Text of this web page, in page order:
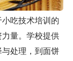
吃技术培训的
量。学校提供
处理，到面饼